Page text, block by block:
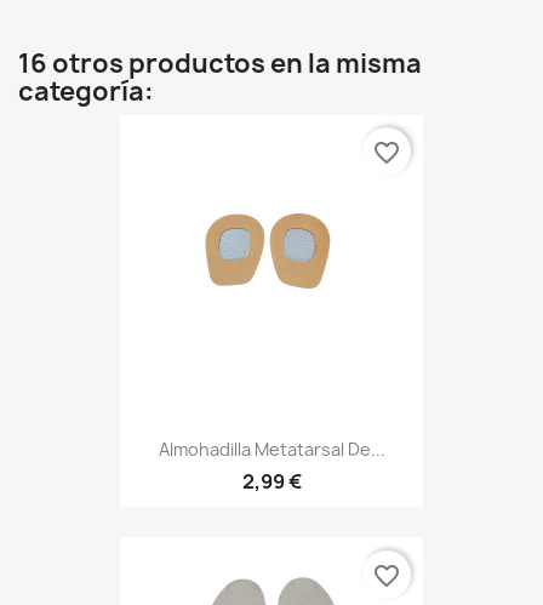
16 otros productos en la misma
categoría:
Almohadilla Metatarsal De...
2,99 €
favorite_border
favorite_border